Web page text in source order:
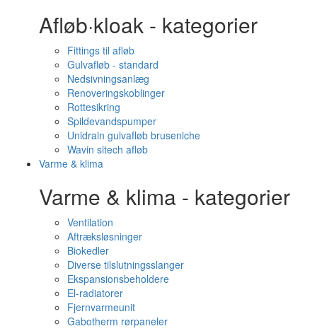
Afløb·kloak - kategorier
Fittings til afløb
Gulvafløb - standard
Nedsivningsanlæg
Renoveringskoblinger
Rottesikring
Spildevandspumper
Unidrain gulvafløb bruseniche
Wavin sitech afløb
Varme & klima
Varme & klima - kategorier
Ventilation
Aftræksløsninger
Biokedler
Diverse tilslutningsslanger
Ekspansionsbeholdere
El-radiatorer
Fjernvarmeunit
Gabotherm rørpaneler